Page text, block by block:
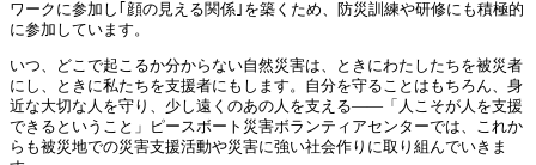
ワークに参加し｢顔の見える関係｣を築くため、防災訓練や研修にも積極的
に参加しています。
いつ、どこで起こるか分からない自然災害は、ときにわたしたちを被災者
にし、ときに私たちを支援者にもします。自分を守ることはもちろん、身
近な大切な人を守り、少し遠くのあの人を支える——「人こそが人を支援
できるということ」ピースボート災害ボランティアセンターでは、これか
らも被災地での災害支援活動や災害に強い社会作りに取り組んでいきま